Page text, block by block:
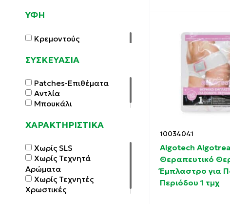
ΥΦΗ
Κρεμοντούς
ΣΥΣΚΕΥΑΣΙΑ
Patches-Επιθέματα
Αντλία
Μπουκάλι
ΧΑΡΑΚΤΗΡΙΣΤΙΚΑ
Χωρίς SLS
Χωρίς Τεχνητά
Αρώματα
Χωρίς Τεχνητές
Χρωστικές
10034041
Algotech
Θεραπευτικό
Έμπλαστρο για
Περιόδου 1 τμχ